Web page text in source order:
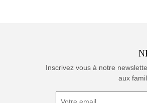
Inscrivez vous à notre
aux